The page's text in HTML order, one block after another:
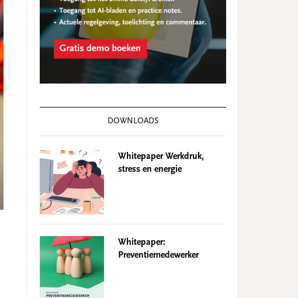
DOWNLOADS
Whitepaper Werkdruk,
stress en energie
Whitepaper:
Preventiemedewerker